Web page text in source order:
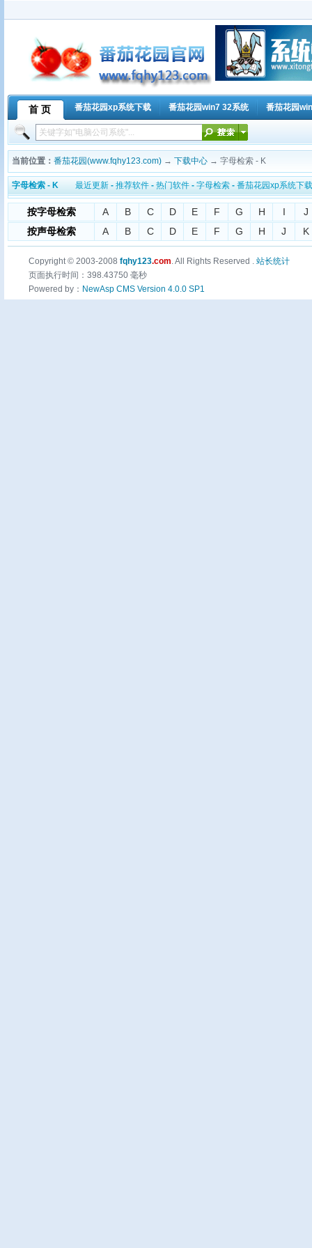
首 页 番茄花园xp系统下载 番茄花园win7 32系统 番茄花园
当前位置： 番茄花园(www.fqhy123.com) → 下载中心 → 字母检索 - K
字母检索 - K 最近更新 - 推荐软件 - 热门软件 - 字母检索 - 番茄花园xp系统下载
按字母检索 A B C D E F G H I
J
按声母检索
A B C D E F G H J K
Copyright © 2003-2008 fqhy123.com. All Rights Reserved . 站长统计
页面执行时间：398.43750 毫秒
Powered by： NewAsp CMS Version 4.0.0 SP1